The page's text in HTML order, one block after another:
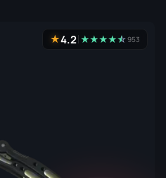
★4.2 ★★★★★
☆953